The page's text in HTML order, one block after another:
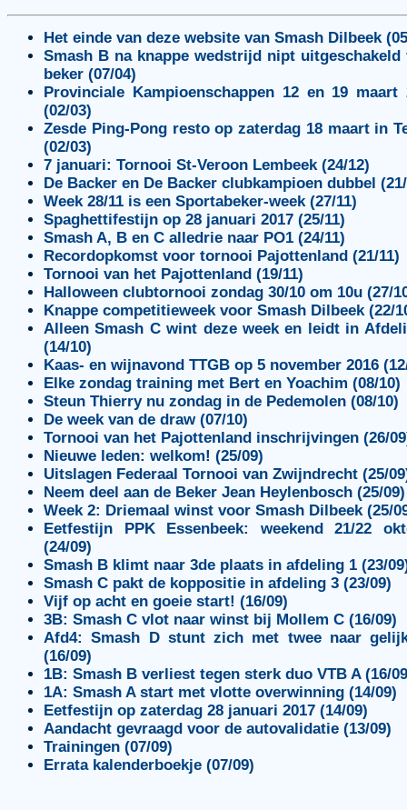
Het einde van deze website van Smash Dilbeek
Smash B na knappe wedstrijd nipt uitgeschakeld
beker (07/04)
Provinciale Kampioenschappen 12 en 19 maart
(02/03)
Zesde Ping-Pong resto op zaterdag 18 maart in
(02/03)
7 januari: Tornooi St-Veroon Lembeek (24/12)
De Backer en De Backer clubkampioen dubbel
Week 28/11 is een Sportabeker-week (27/11)
Spaghettifestijn op 28 januari 2017 (25/11)
Smash A, B en C alledrie naar PO1 (24/11)
Recordopkomst voor tornooi Pajottenland (21/11)
Tornooi van het Pajottenland (19/11)
Halloween clubtornooi zondag 30/10 om 10u (27/
Knappe competitieweek voor Smash Dilbeek (22/
Alleen Smash C wint deze week en leidt in
(14/10)
Kaas- en wijnavond TTGB op 5 november 2016
Elke zondag training met Bert en Yoachim (08/10)
Steun Thierry nu zondag in de Pedemolen (08/10)
De week van de draw (07/10)
Tornooi van het Pajottenland inschrijvingen (26/
Nieuwe leden: welkom! (25/09)
Uitslagen Federaal Tornooi van Zwijndrecht (25/
Neem deel aan de Beker Jean Heylenbosch (25/09)
Week 2: Driemaal winst voor Smash Dilbeek (25/
Eetfestijn PPK Essenbeek: weekend 21/22
(24/09)
Smash B klimt naar 3de plaats in afdeling 1 (23/
Smash C pakt de koppositie in afdeling 3 (23/09)
Vijf op acht en goeie start! (16/09)
3B: Smash C vlot naar winst bij Mollem C (16/09)
Afd4: Smash D stunt zich met twee naar
(16/09)
1B: Smash B verliest tegen sterk duo VTB A (16/
1A: Smash A start met vlotte overwinning (14/09)
Eetfestijn op zaterdag 28 januari 2017 (14/09)
Aandacht gevraagd voor de autovalidatie (13/09)
Trainingen (07/09)
Errata kalenderboekje (07/09)